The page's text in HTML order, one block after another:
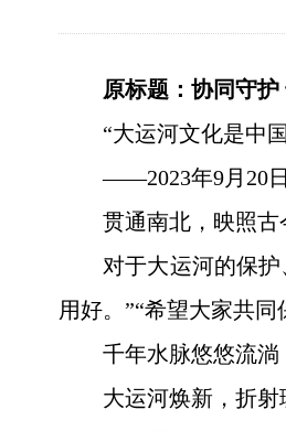
原标题：协同守
“大运河文化是中
——2023年9月20
贯通南北，映照
对于大运河的保
用好。”“希望大家共
千年水脉悠悠流
大运河焕新，折